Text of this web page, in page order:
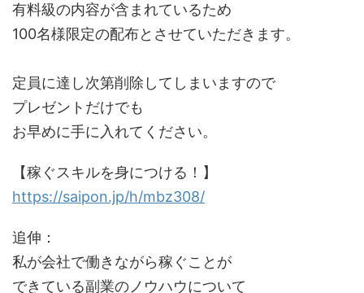
有料級の内容が含まれているため
100名様限定の配布とさせていただきます。
定員に達し次第削除してしまいますので
プレゼントだけでも
お早めに手に入れてください。
【稼ぐスキルを身につける！】
https://saipon.jp/h/mbz308/
追伸：
私が会社で働きながら稼ぐことが
できている副業のノウハウについて